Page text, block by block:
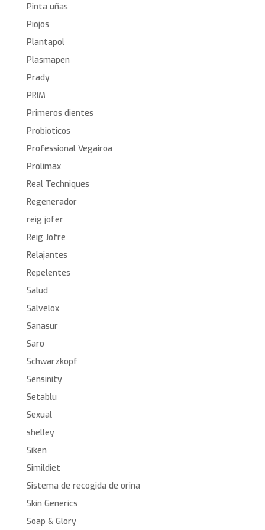
Pinta uñas
Piojos
Plantapol
Plasmapen
Prady
PRIM
Primeros dientes
Probioticos
Professional Vegairoa
Prolimax
Real Techniques
Regenerador
reig jofer
Reig Jofre
Relajantes
Repelentes
Salud
Salvelox
Sanasur
Saro
Schwarzkopf
Sensinity
Setablu
Sexual
shelley
Siken
Simildiet
Sistema de recogida de orina
Skin Generics
Soap & Glory